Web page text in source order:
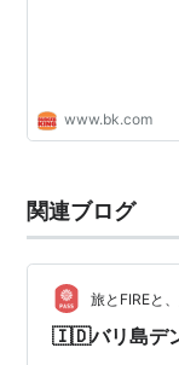
www.bk.com
関連ブログ
旅とFIREと
🇮🇩バリ島デ